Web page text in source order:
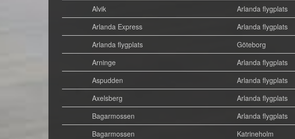
Alvik
Arlanda flygplats
Arlanda Express
Arlanda flygplats
Arlanda flygplats
Göteborg
Arninge
Arlanda flygplats
Aspudden
Arlanda flygplats
Axelsberg
Arlanda flygplats
Bagarmossen
Arlanda flygplats
Bagarmossen
Katrineholm